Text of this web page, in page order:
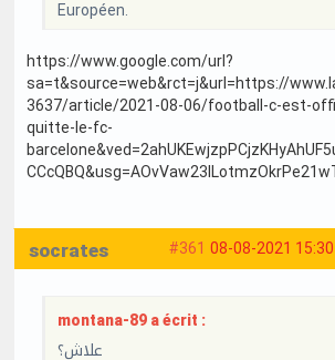
Européen.
https://www.google.com/url?
sa=t&source=web&rct=j&url=https://
3637/article/2021-08-06/football-c-est-
quitte-le-fc-
#361 08-08-2021 15:30
socrates
montana-89 a écrit :
علاش؟